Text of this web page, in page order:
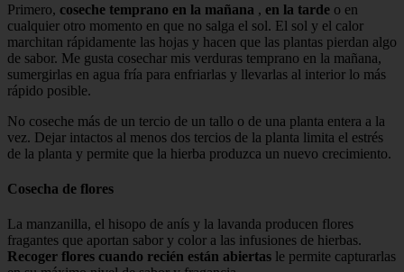
Primero, coseche temprano en la mañana , en la tarde o en
cualquier otro momento en que no salga el sol. El sol y el calor
marchitan rápidamente las hojas y hacen que las plantas pierdan algo
de sabor. Me gusta cosechar mis verduras temprano en la mañana,
sumergirlas en agua fría para enfriarlas y llevarlas al interior lo más
rápido posible.
No coseche más de un tercio de un tallo o de una planta entera a la
vez. Dejar intactos al menos dos tercios de la planta limita el estrés
de la planta y permite que la hierba produzca un nuevo crecimiento.
Cosecha de flores
La manzanilla, el hisopo de anís y la lavanda producen flores
fragantes que aportan sabor y color a las infusiones de hierbas.
Recoger flores cuando recién están abiertas le permite capturarlas